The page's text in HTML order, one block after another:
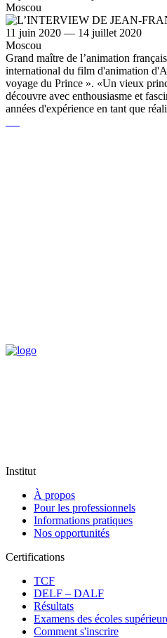
Moscou
11 juin 2020 — 14 juillet 2020
Moscou
Grand maître de l’animation
international du film d'animation
voyage du Prince ». «Un vieux
découvre avec enthousiasme et
années d'expérience en tant que
Institut
À propos
Pour les professionnels
Informations pratiques
Nos opportunités
Certifications
TCF
DELF – DALF
Résultats
Examens des écoles
Comment s'inscrire